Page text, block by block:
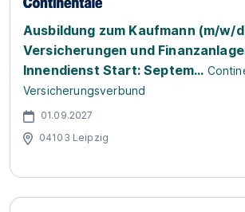
Ausbildung zum Kaufmann (m/w/
Versicherungen und
Innendienst Start: Septem...
Versicherungsverbund
01.09.2027
04103 Leipzig